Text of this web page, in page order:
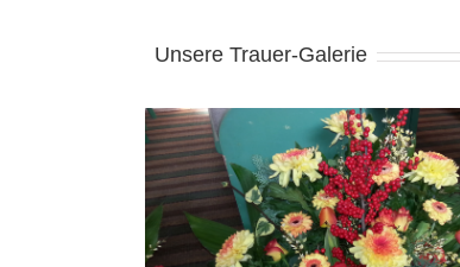
Unsere Trauer-Galerie